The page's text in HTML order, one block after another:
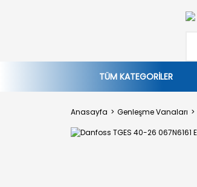
TÜM KATEGORİLER
Anasayfa Genleşme Vanaları